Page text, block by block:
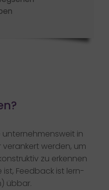
in
werden, um
zu erkennen
Feedback ist lern-
übbar.